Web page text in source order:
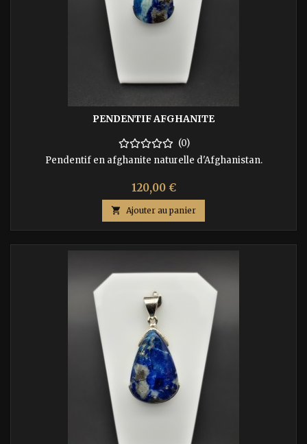
PENDENTIF AFGHANITE
(0)
Pendentif en afghanite naturelle d'Afghanistan.
Prix
120,00 €
 Ajouter au panier